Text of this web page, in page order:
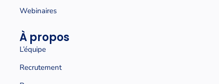
Webinaires
À propos
L’équipe
Recrutement